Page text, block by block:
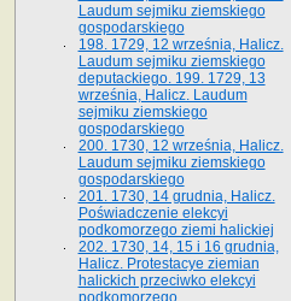
Laudum sejmiku ziemskiego
gospodarskiego
198. 1729, 12 września, Halicz.
Laudum sejmiku ziemskiego
deputackiego. 199. 1729, 13
września, Halicz. Laudum
sejmiku ziemskiego
gospodarskiego
200. 1730, 12 września, Halicz.
Laudum sejmiku ziemskiego
gospodarskiego
201. 1730, 14 grudnia, Halicz.
Poświadczenie elekcyi
podkomorzego ziemi halickiej
202. 1730, 14, 15 i 16 grudnia,
Halicz. Protestacye ziemian
halickich przeciwko elekcyi
podkomorzego